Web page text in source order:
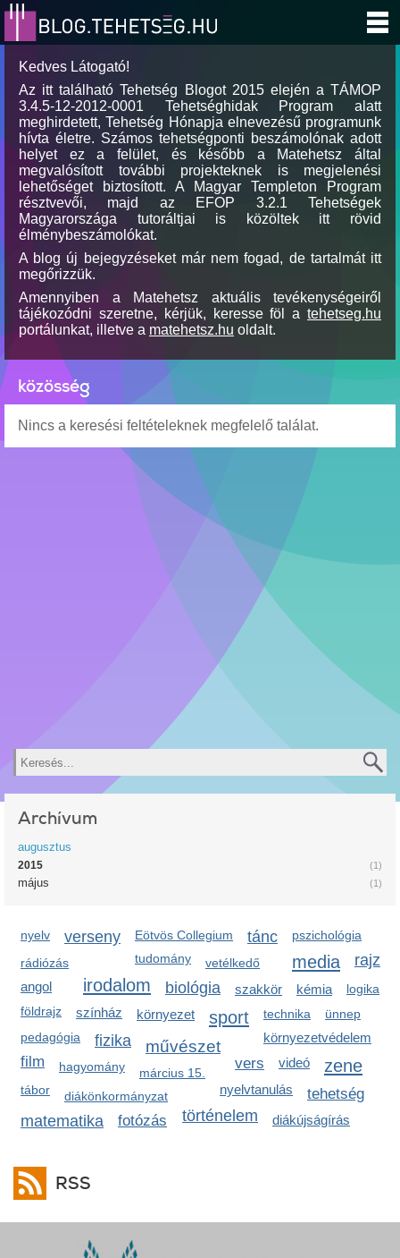
Kedves Látogató!
Az itt található Tehetség Blogot 2015 elején a TÁMOP
3.4.5-12-2012-0001 Tehetséghidak Program alatt
meghirdetett, Tehetség Hónapja elnevezésű programunk
hívta életre. Számos tehetségponti beszámolónak adott
helyet ez a felület, és később a Matehetsz által
megvalósított további projekteknek is megjelenési
lehetőséget biztosított. A Magyar Templeton Program
résztvevői, majd az EFOP 3.2.1 Tehetségek
Magyarországa tutoráltjai is közöltek itt rövid
élménybeszámolókat.
A blog új bejegyzéseket már nem fogad, de tartalmát itt
megőrizzük.
Amennyiben a Matehetsz aktuális tevékenységeiről
tájékozódni szeretne, kérjük, keresse föl a tehetseg.hu
portálunkat, illetve a matehetsz.hu oldalt.
közösség
Nincs a keresési feltételeknek megfelelő találat.
Keresés
Archívum
augusztus
(1)
2015
(1)
május
nyelv verseny Eötvös Collegium tánc
pszichológia
tudomány
media
rádiózás vetélkedő
irodalom
angol biológia szakkör kémia
logika
földrajz
színház környezet sport
technika
pedagógia
rajz
környezetvédelem
ünnep
fizika művészet
film vers videó
hagyomány március 15. zene
nyelvtanulás
tábor diákönkormányzat
történelem
tehetség
matematika diákújságírás
fotózás
RSS